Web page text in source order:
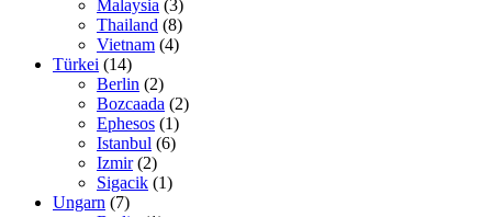
Malaysia (3)
Thailand (8)
Vietnam (4)
Türkei (14)
Berlin (2)
Bozcaada (2)
Ephesos (1)
Istanbul (6)
Izmir(2)
Sigacik (1)
Ungarn (7)